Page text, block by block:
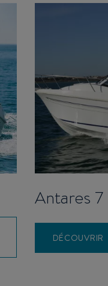
Antares 7
DÉCOUVRIR